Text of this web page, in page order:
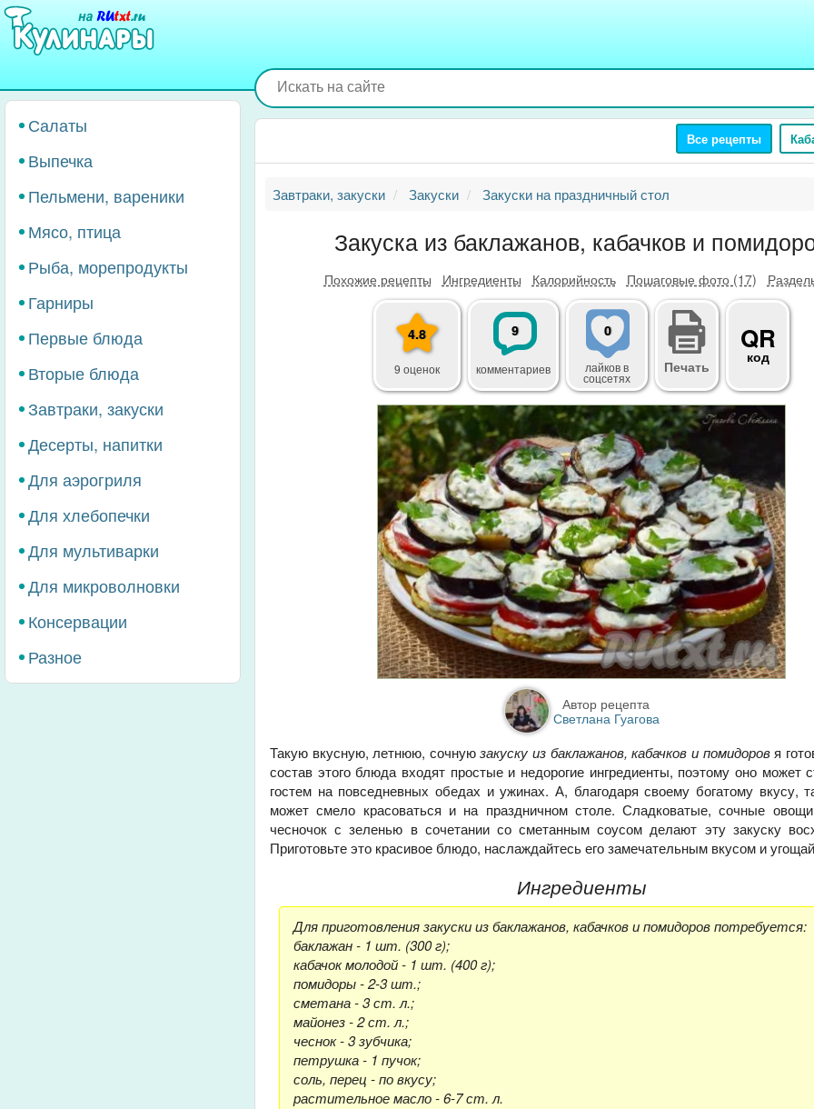
Перейти
основному
Салаты
Выпечка
Пельмени, вареники
Мясо, птица
Рыба, морепродукты
Гарниры
Первые блюда
Вторые блюда
Завтраки, закуски
Десерты, напитки
Для аэрогриля
Для хлебопечки
Для мультиварки
Для микроволновки
Консервации
Разное
Все рецепты
Завтраки, закуски Закуски Закуски на праздничный стол
Закуска из баклажанов, кабачков и
Похожие рецепты Ингредиенты Калорийность Пошаговые фото (17)
4.8
9 оценок
9
комментариев
0
лайковв
соцсетях
Печать
QR
код
Автор рецепта
Светлана Гуагова
Такую вкусную, летнюю, сочнуюзакуску из баклажанов, кабачков и помидоровя
состав этого блюда входят простые и недорогие ингредиенты, поэтому оно может
гостем на повседневных обедах и ужинах. А, благодаря своему богатому вкусу,
может смело красоваться и на праздничном столе. Сладковатые, сочные
чесночок с зеленью в сочетании со сметанным соусом делают эту закуску
Приготовьте это красивое блюдо, наслаждайтесь его замечательным вкусом и
Ингредиенты
Для приготовления закуски из баклажанов, кабачков и помидоров потребуется:
баклажан - 1 шт. (300 г);
кабачок молодой - 1 шт. (400 г);
помидоры - 2-3 шт.;
сметана - 3 ст. л.;
майонез - 2 ст. л.;
чеснок - 3 зубчика;
петрушка - 1 пучок;
соль, перец - по вкусу;
растительное масло - 6-7 ст. л.